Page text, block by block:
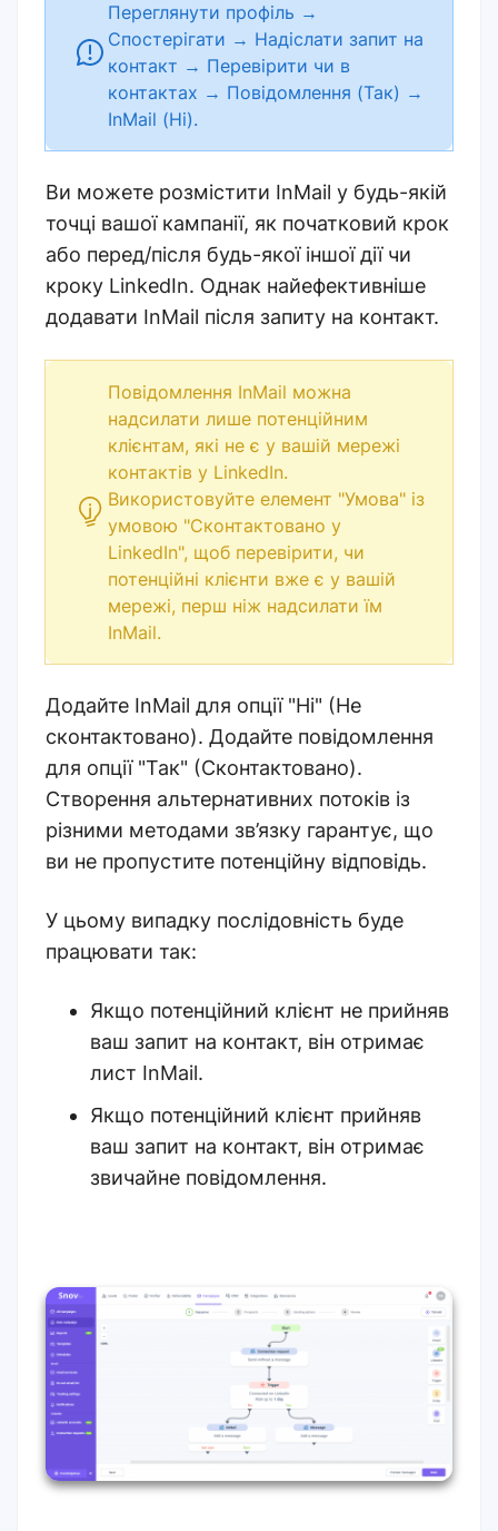
Переглянути профіль →
Спостерігати → Надіслати запит на
контакт → Перевірити чи в
контактах → Повідомлення (Так) →
InMail (Ні).
Ви можете розмістити InMail у будь-якій
точці вашої кампанії, як початковий крок
або перед/після будь-якої іншої дії чи
кроку LinkedIn. Однак найефективніше
додавати InMail після запиту на контакт.
Повідомлення InMail можна
надсилати лише потенційним
клієнтам, які не є у вашій мережі
контактів у LinkedIn.
Використовуйте елемент "Умова" із
умовою "Сконтактовано у
LinkedIn", щоб перевірити, чи
потенційні клієнти вже є у вашій
мережі, перш ніж надсилати їм
InMail.
Додайте InMail для опції "Ні" (Не
сконтактовано). Додайте повідомлення
для опції "Так" (Сконтактовано).
Створення альтернативних потоків із
різними методами зв’язку гарантує, що
ви не пропустите потенційну відповідь.
У цьому випадку послідовність буде
працювати так:
Якщо потенційний клієнт не прийняв
ваш запит на контакт, він отримає
лист InMail.
Якщо потенційний клієнт прийняв
ваш запит на контакт, він отримає
звичайне повідомлення.